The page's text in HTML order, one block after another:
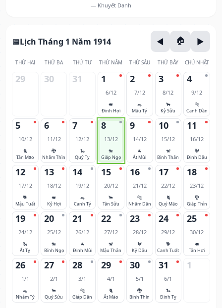
— Khuyết Danh
Lịch Tháng 1 Năm 1914
THỨ HAI THỨ BA THỨ TƯ THỨ NĂM THỨ SÁU THỨ BẢY CHỦ NHẬT
29 30 31 1
6/12
🐖
Đinh Hợi
2
7/12
🐀
Mậu Tý
3
8/12
🐂
Kỷ Sửu
4
9/12
🐅
Canh Dần
5
10/12
🐈
Tân Mão
6
11/12
🐉
Nhâm Thìn
7
12/12
🐍
Quý Tỵ
8
13/12
🐎
Giáp Ngọ
9
14/12
🐐
Ất Mùi
10
15/12
🐒
Bính Thân
11
16/12
🐓
Đinh Dậu
12
17/12
🐕
Mậu Tuất
13
18/12
🐖
Kỷ Hợi
14
19/12
🐀
Canh Tý
15
20/12
🐂
Tân Sửu
16
21/12
🐅
Nhâm Dần
17
22/12
🐈
Quý Mão
18
23/12
🐉
Giáp Thìn
19
24/12
🐍
Ất Tỵ
20
25/12
🐎
Bính Ngọ
21
26/12
🐐
Đinh Mùi
22
27/12
🐒
Mậu Thân
23
28/12
🐓
Kỷ Dậu
24
29/12
🐕
Canh Tuất
25
30/12
🐖
Tân Hợi
26
1/1
🐀
Nhâm Tý
27
2/1
🐂
Quý Sửu
28
3/1
🐅
Giáp Dần
29
4/1
🐈
Ất Mão
30
5/1
🐉
Bính Thìn
31
6/1
🐍
Đinh Tỵ
1